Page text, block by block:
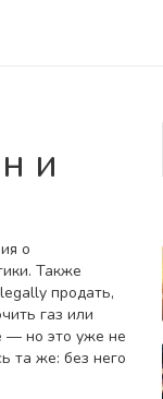
и
о
. Также
продать,
газ или
— но это уже не
та же: без него